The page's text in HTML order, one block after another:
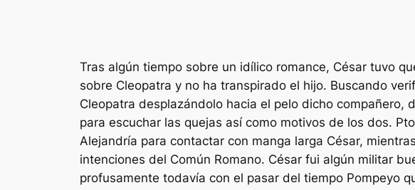
Tras algún tiempo sobre un idílico romance, César tuvo
sobre Cleopatra y no ha transpirado el hijo. Buscando
Cleopatra desplazándolo hacia el pelo dicho compañero,
para escuchar las quejas así­ como motivos de los dos.
Alejandría para contactar con manga larga César,
intenciones del Común Romano. César fui algún militar
profusamente todavía con el pasar del tiempo Pompeyo